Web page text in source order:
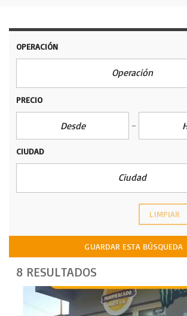
OPERACIÓN
Operación
PRECIO
CIUDAD
Ciudad
LIMPIAR
GUARDAR ESTA BÚSQUEDA
8 RESULTADOS